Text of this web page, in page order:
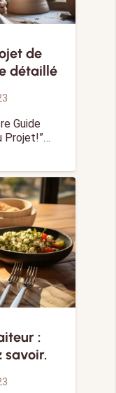
de
détaillé
Guide
Projet!”…
:
savoir.